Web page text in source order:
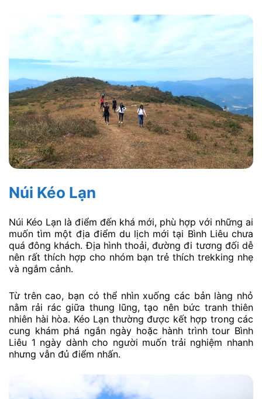
Núi Kéo Lạn
Núi Kéo Lạn là điểm đến khá mới, phù hợp với những ai
muốn tìm một địa điểm du lịch mới tại Bình Liêu chưa
quá đông khách. Địa hình thoải, đường đi tương đối dễ
nên rất thích hợp cho nhóm bạn trẻ thích trekking nhẹ
và ngắm cảnh.
Từ trên cao, bạn có thể nhìn xuống các bản làng nhỏ
nằm rải rác giữa thung lũng, tạo nên bức tranh thiên
nhiên hài hòa. Kéo Lạn thường được kết hợp trong các
cung khám phá ngắn ngày hoặc hành trình tour Bình
Liêu 1 ngày dành cho người muốn trải nghiệm nhanh
nhưng vẫn đủ điểm nhấn.